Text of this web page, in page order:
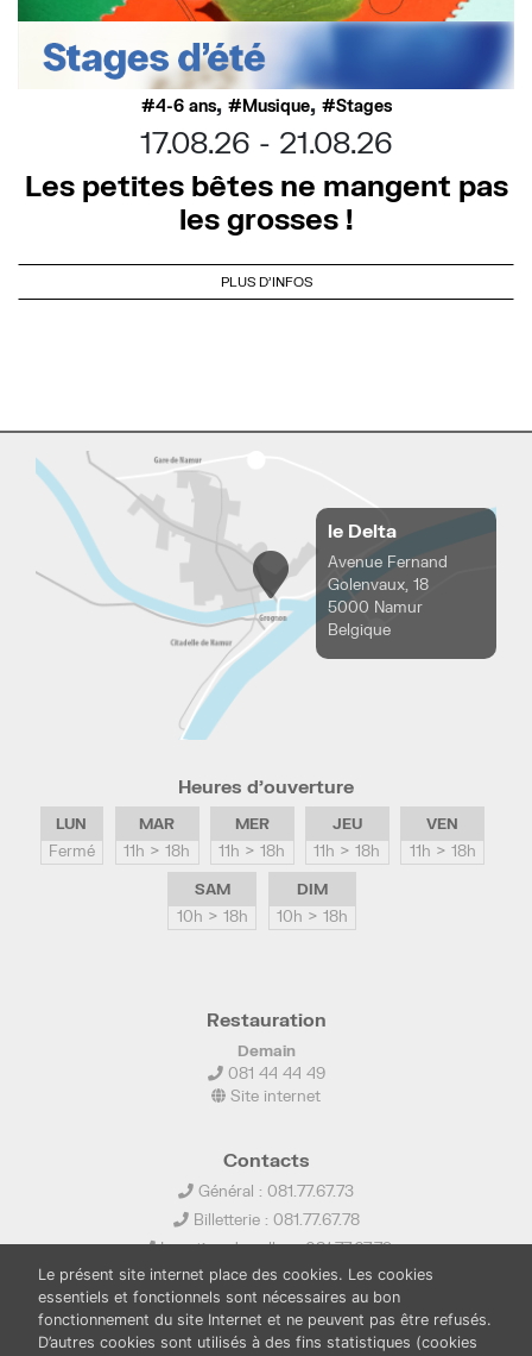
4-6 ans, Musique, Stages
17.08.26
21.08.26
Les petites bêtes ne mangent pas
les grosses !
PLUS D'INFOS
le Delta
Avenue Fernand
Golenvaux, 18
5000 Namur
Belgique
Heures d’ouverture
LUN
Fermé
MAR
11h > 18h
MER
11h > 18h
JEU
11h > 18h
VEN
11h > 18h
SAM
10h > 18h
DIM
10h > 18h
Restauration
Demain
081 44 44 49
Site internet
Contacts
Général : 081.77.67.73
Billetterie : 081.77.67.78
Location de salles : 081.77.67.79
info@ledelta.be
Le présent site internet place des cookies. Les cookies
essentiels et fonctionnels sont nécessaires au bon
fonctionnement du site Internet et ne peuvent pas être refusés.
D’autres cookies sont utilisés à des fins statistiques (cookies